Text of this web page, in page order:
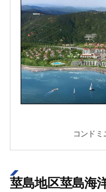
コンドミ
莖島地区莖島海